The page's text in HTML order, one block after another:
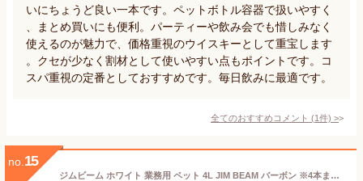
いにちょうど良い一本です。ペットボトル容器で扱いやすく
、まとめ買いにも便利。パーティーや飲み会でも惜しみなく
使えるのが魅力で、価格重視のウイスキーとして重宝します
。クセが少なく割材として使いやすい点もポイントです。コ
スパ重視の定番としておすすめです。毎日飲みに最適です。
全てのおすすめコメント (1件) >
no. 15
ジムビーム ホワイト 業務用 ペット 4L JIM BEAM バーボン ※4本まで1個口で発送可能父の日 暑中見舞い ギフト 御祝 熨斗